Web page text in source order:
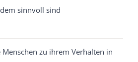
sinnvoll sind
zu ihrem Verhalten in